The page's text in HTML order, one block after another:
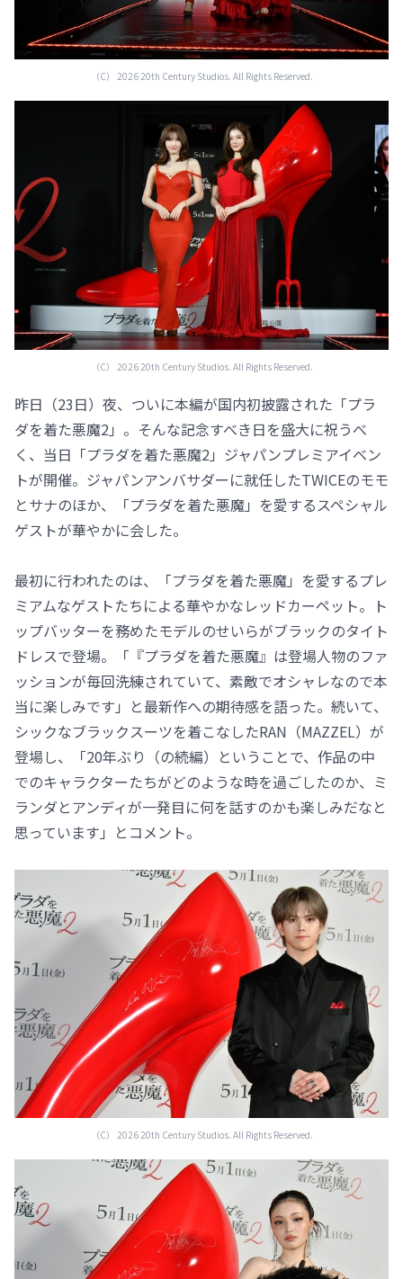
（C） 2026 20th Century Studios. All Rights Reserved.
（C） 2026 20th Century Studios. All Rights Reserved.
昨日（23日）夜、ついに本編が国内初披露された「プラ
ダを着た悪魔2」。そんな記念すべき日を盛大に祝うべ
く、当日「プラダを着た悪魔2」ジャパンプレミアイベン
トが開催。ジャパンアンバサダーに就任したTWICEのモモ
とサナのほか、「プラダを着た悪魔」を愛するスペシャル
ゲストが華やかに会した。
最初に行われたのは、「プラダを着た悪魔」を愛するプレ
ミアムなゲストたちによる華やかなレッドカーペット。ト
ップバッターを務めたモデルのせいらがブラックのタイト
ドレスで登場。「『プラダを着た悪魔』は登場人物のファ
ッションが毎回洗練されていて、素敵でオシャレなので本
当に楽しみです」と最新作への期待感を語った。続いて、
シックなブラックスーツを着こなしたRAN（MAZZEL）が
登場し、「20年ぶり（の続編）ということで、作品の中
でのキャラクターたちがどのような時を過ごしたのか、ミ
ランダとアンディが一発目に何を話すのかも楽しみだなと
思っています」とコメント。
（C） 2026 20th Century Studios. All Rights Reserved.